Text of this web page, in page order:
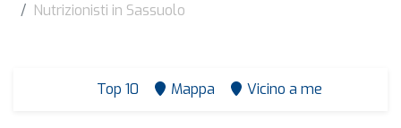
Nutrizionisti in Sassuolo
Top 10 Mappa Vicino a me